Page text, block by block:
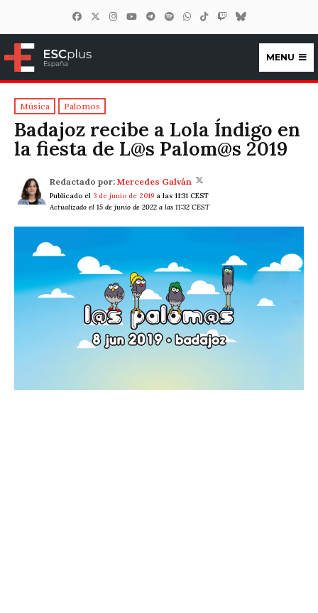
ESCplus España
MENU
Música Palomos
Badajoz recibe a Lola Índigo en
la fiesta de L@s Palom@s 2019
Redactado por: Mercedes Galván
Publicado el 3 de junio de 2019 a las 11:31 CEST
Actualizado el 15 de junio de 2022 a las 11:32 CEST